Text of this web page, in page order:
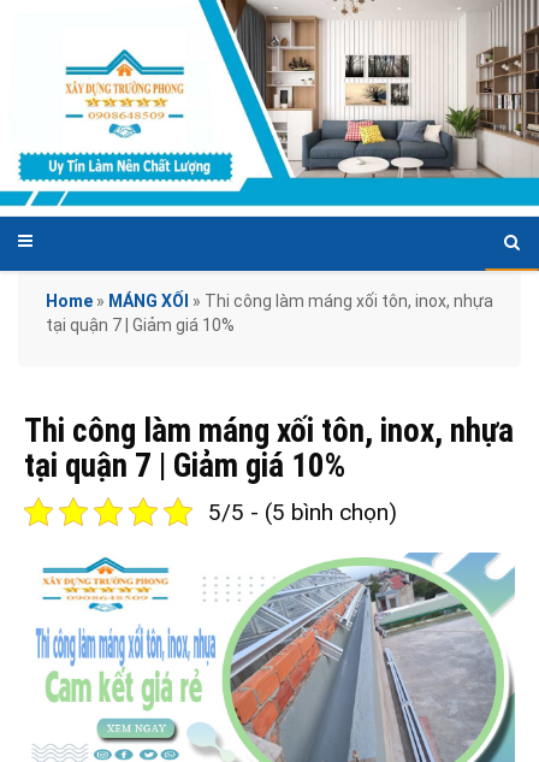
Home » MÁNG XỐI » Thi công làm máng xối tôn, inox, nhựa
tại quận 7 | Giảm giá 10%
Thi công làm máng xối tôn, inox, nhựa
tại quận 7 | Giảm giá 10%
5/5 - (5 bình chọn)